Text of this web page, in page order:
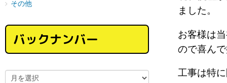
ました。
お客様は
ので喜ん
工事は特
その他
バックナンバー